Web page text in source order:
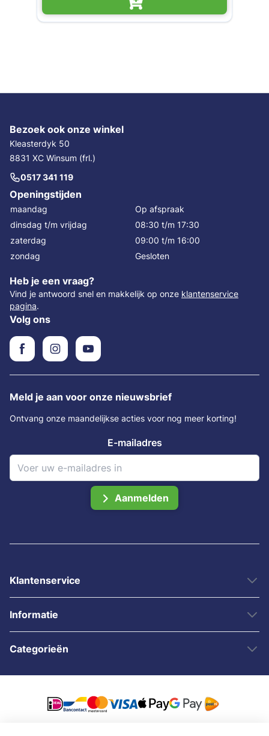
Bezoek ook onze winkel
Kleasterdyk 50
8831 XC Winsum (frl.)
0517 341 119
Openingstijden
maandag
Op afspraak
dinsdag t/m vrijdag
08:30 t/m 17:30
zaterdag
09:00 t/m 16:00
zondag
Gesloten
Heb je een vraag?
Vind je antwoord snel en makkelijk op onze klantenservice
pagina.
Volg ons
Meld je aan voor onze nieuwsbrief
Ontvang onze maandelijkse acties voor nog meer korting!
E-mailadres
Aanmelden
Klantenservice
Informatie
Categorieën